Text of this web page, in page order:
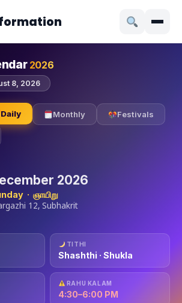
2026
8, 2026
Daily Monthly Festivals
2026
· ஞாயிறு
12, Subhakrit
TITHI
Shashthi · Shukla
RAHU KALAM
4:30–6:00 PM